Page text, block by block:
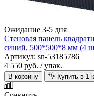
Ожидание 3-5 дня
Стеновая панель
синий, 500*500*8 мм (4
Артикул: sn-53185786
4 550 руб. / упак.
В корзину Купить в 1